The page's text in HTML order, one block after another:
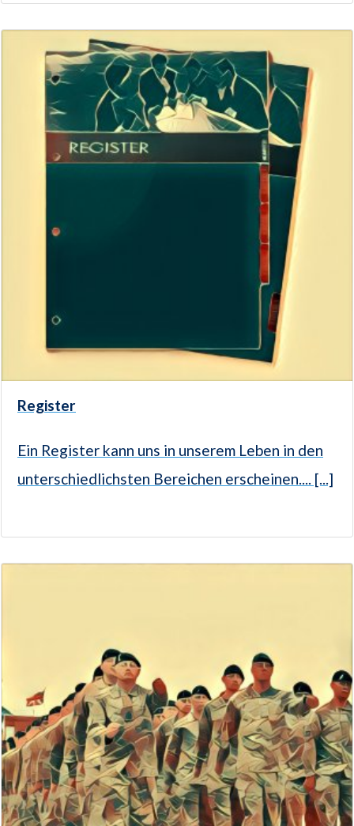
Register
Ein Register kann uns in unserem Leben in den
unterschiedlichsten Bereichen erscheinen.... [...]